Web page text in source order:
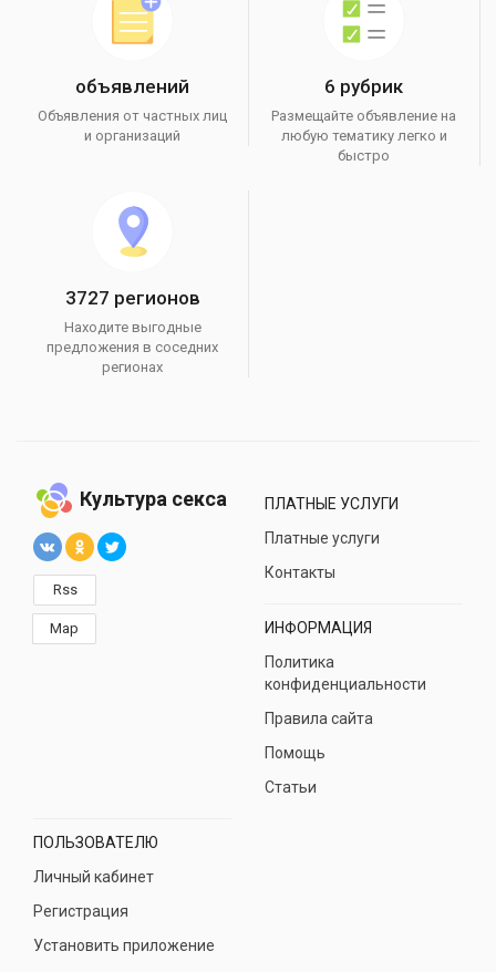
объявлений
Объявления от частных лиц
и организаций
6 рубрик
Размещайте объявление на
любую тематику легко и
быстро
3727 регионов
Находите выгодные
предложения в соседних
регионах
Культура секса
Rss
Map
ПЛАТНЫЕ УСЛУГИ
Платные услуги
Контакты
ИНФОРМАЦИЯ
Политика
конфиденциальности
Правила сайта
Помощь
Статьи
ПОЛЬЗОВАТЕЛЮ
Личный кабинет
Регистрация
Установить приложение